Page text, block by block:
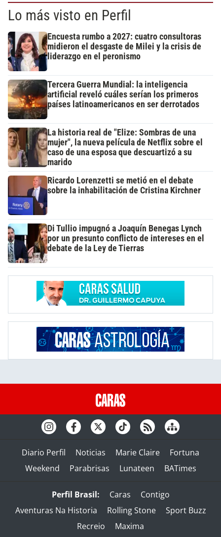
Lo más visto en Perfil
Encuesta rumbo a 2027: cuatro consultoras
midieron el desgaste de Milei y la crisis de
liderazgo en el peronismo
Tercera Guerra Mundial: la inteligencia
artificial reveló cuáles serían los primeros
países latinoamericanos en ser derrotados
La historia real de "Elize: Sombras de una
mujer", la nueva película de Netflix sobre el
caso de una esposa que descuartizó a su
marido
Ricardo Lorenzetti se metió en el debate
sobre la inhabilitación de Cristina Kirchner
Di Tullio impugnó a Joaquín Benegas Lynch
por un presunto conflicto de intereses en el
debate de la Ley de Tierras
Diario Perfil Noticias Marie Claire
Fortuna
Weekend
Parabrisas Lunateen BATimes
Perfil Brasil: Caras
Contigo
Aventuras Na Historia
Rolling Stone
Sport Buzz
Recreio
Maxima